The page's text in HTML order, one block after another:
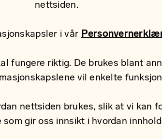
nettsiden.
i vår
fungere riktig. De brukes blant
vil enkelte
nettsiden brukes, slik at vi kan
gir oss innsikt i hvordan